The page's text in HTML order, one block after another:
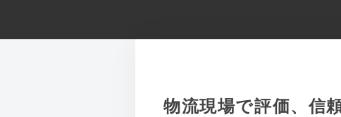
物流現場で評価、信